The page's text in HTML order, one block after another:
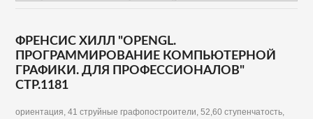
ФРЕНСИС ХИЛЛ "OPENGL.
ПРОГРАММИРОВАНИЕ КОМПЬЮТЕРНОЙ
ГРАФИКИ. ДЛЯ ПРОФЕССИОНАЛОВ"
СТР.1181
ориентация, 41 струйные графопостроители, 52,60 ступенчатость,